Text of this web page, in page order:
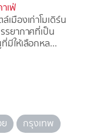
เฟ่
เมืองเก่าโมเดิร์น
รยากาศที่เป็น
มีให้เลือกหล...
กรุงเทพ